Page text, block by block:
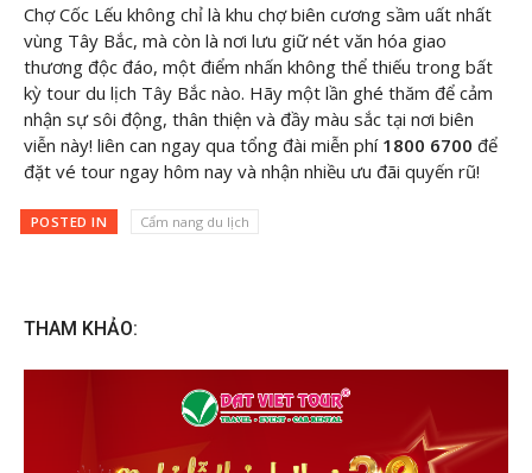
Chợ Cốc Lếu không chỉ là khu chợ biên cương sầm uất nhất
vùng Tây Bắc, mà còn là nơi lưu giữ nét văn hóa giao
thương độc đáo, một điểm nhấn không thể thiếu trong bất
kỳ tour du lịch Tây Bắc nào. Hãy một lần ghé thăm để cảm
nhận sự sôi động, thân thiện và đầy màu sắc tại nơi biên
viễn này! liên can ngay qua tổng đài miễn phí 1800 6700 để
đặt vé tour ngay hôm nay và nhận nhiều ưu đãi quyến rũ!
POSTED IN Cẩm nang du lịch
THAM KHẢO: